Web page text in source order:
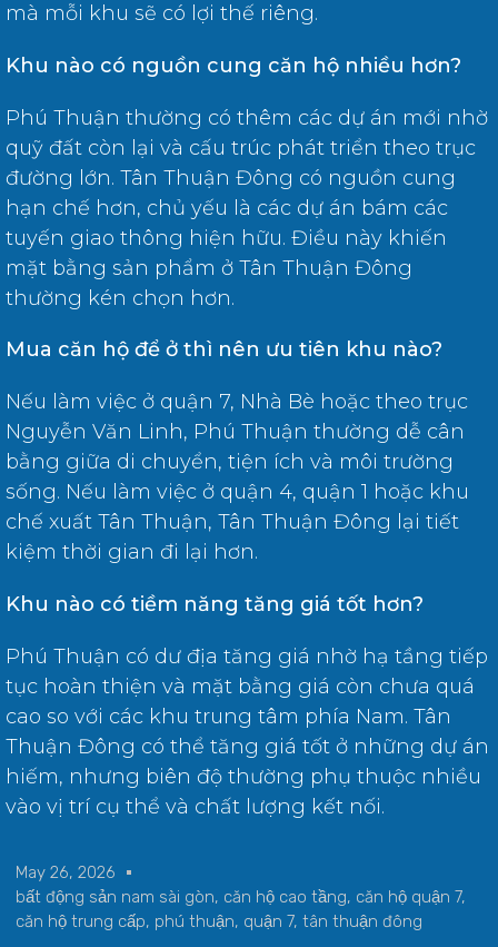
mà mỗi khu sẽ có lợi thế riêng.
Khu nào có nguồn cung căn hộ nhiều hơn?
Phú Thuận thường có thêm các dự án mới nhờ
quỹ đất còn lại và cấu trúc phát triển theo trục
đường lớn. Tân Thuận Đông có nguồn cung
hạn chế hơn, chủ yếu là các dự án bám các
tuyến giao thông hiện hữu. Điều này khiến
mặt bằng sản phẩm ở Tân Thuận Đông
thường kén chọn hơn.
Mua căn hộ để ở thì nên ưu tiên khu nào?
Nếu làm việc ở quận 7, Nhà Bè hoặc theo trục
Nguyễn Văn Linh, Phú Thuận thường dễ cân
bằng giữa di chuyển, tiện ích và môi trường
sống. Nếu làm việc ở quận 4, quận 1 hoặc khu
chế xuất Tân Thuận, Tân Thuận Đông lại tiết
kiệm thời gian đi lại hơn.
Khu nào có tiềm năng tăng giá tốt hơn?
Phú Thuận có dư địa tăng giá nhờ hạ tầng tiếp
tục hoàn thiện và mặt bằng giá còn chưa quá
cao so với các khu trung tâm phía Nam. Tân
Thuận Đông có thể tăng giá tốt ở những dự án
hiếm, nhưng biên độ thường phụ thuộc nhiều
vào vị trí cụ thể và chất lượng kết nối.
May 26, 2026
bất động sản nam sài gòn, căn hộ cao tầng, căn hộ quận 7,
căn hộ trung cấp, phú thuận, quận 7, tân thuận đông